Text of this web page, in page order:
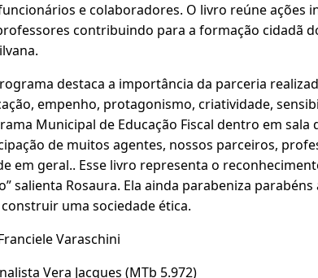
e colaboradores. O livro reúne ações
contribuindo para a formação cidadã
destaca a importância da parceria
empenho, protagonismo, criatividade,
Municipal de Educação Fiscal dentro em sala
de muitos agentes, nossos parceiros,
em geral.. Esse livro representa o
salienta Rosaura. Ela ainda parabeniza
uma sociedade ética.
Varaschini
Vera Jacques (MTb 5.972)